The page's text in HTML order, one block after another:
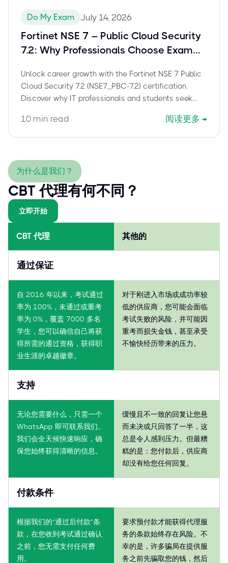
Do My Exam July 14, 2026
Fortinet NSE 7 – Public Cloud Security
7.2: Why Professionals Choose Exam
Unlock career growth with the Fortinet NSE 7 Public
Cloud Security 7.2 (NSE7_PBC-7.2) certification.
Discover why IT professionals and students seek
secure this vital cloud security credential efficiently.
10 min read 阅读更多 →
为什么是我们？
CBT 代理有何不同？
立即开始
CBT 代理 其他的
通过保证
自 2016 年以来，考试通过
率为 100%，未通过或重考
率为 0%，覆盖 7000 多名
学生，您可以确信自己将获
得所需的通过资格，获得职
业生涯的卓越徽章。
对于刚进入市场或成功率较
低的供应商，您可能会面临
考试失败的风险，并可能因
重考而损失金钱，甚至承受
不愉快经历带来的压力。
支持
无论您需要什么，只需一个
WhatsApp 即可联系我们。
我们会全天候快速响应，确
保您始终获得清晰的信息。
缓慢且不一致的回复让您悬
而未决或只回答了一半，这
总是令人感到压力。但最糟
糕的是：您付款后，供应商
却没有给您任何回复。
付款条件
根据我们的“通过后付款”条
款，在您收到考试通过确认
之前，您无需支付任何费
用。
要求预付款才能获得代理服
务的条款始终存在风险。不
幸的是，许多骗局在提供服
务之前先骗取您的钱，然后